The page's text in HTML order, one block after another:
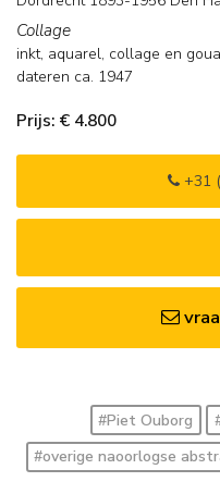
Collage
inkt, aquarel, collage en
dateren ca. 1947
Prijs: € 4.800
+31
#Piet Ouborg
#overige naoorlogse